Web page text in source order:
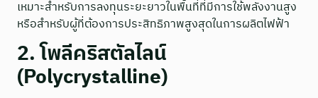
เหมาะสำหรับการลงทุนระยะยาวในพื้นที่ที่มีการใช้พลังงานสูง
หรือสำหรับผู้ที่ต้องการประสิทธิภาพสูงสุดในการผลิตไฟฟ้า
2. โพลีคริสตัลไลน์
(Polycrystalline)